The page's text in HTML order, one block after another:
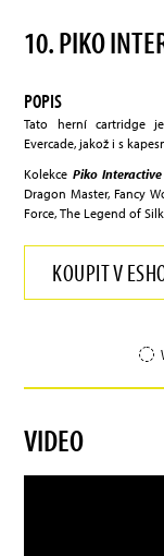
10. PIKO
POPIS
Tato herní cartridge
Evercade, jakož i s
KolekcePiko
Dragon Master, Fancy
Force, The Legend of
KOUPIT V
VIDEO